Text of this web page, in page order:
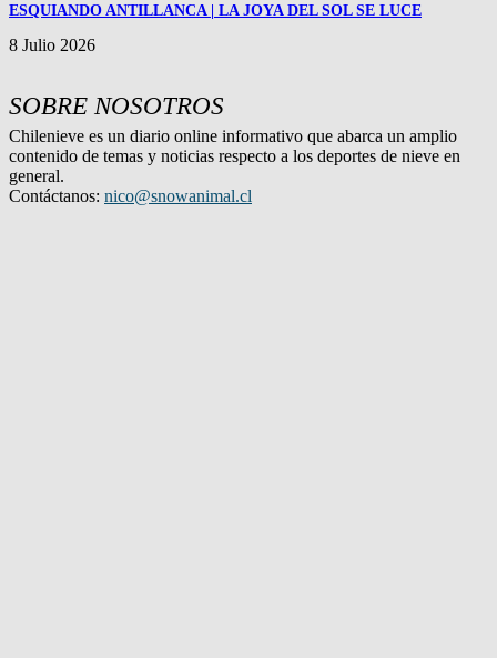
ESQUIANDO ANTILLANCA | LA JOYA DEL SOL SE LUCE
8 Julio 2026
SOBRE NOSOTROS
Chilenieve es un diario online informativo que abarca un amplio
contenido de temas y noticias respecto a los deportes de nieve en
general.
Contáctanos: nico@snowanimal.cl